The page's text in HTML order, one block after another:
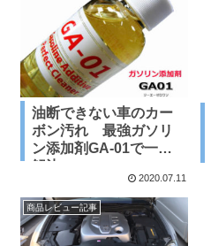
油断できない車のカー
ボン汚れ 最強ガソリ
ン添加剤GA-01で一発
解決
2020.07.11
商品レビュー記事